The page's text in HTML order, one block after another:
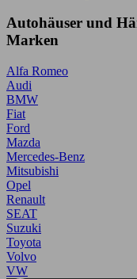
Autohäuser und
Marken
Alfa Romeo
Audi
BMW
Fiat
Ford
Mazda
Mercedes-Benz
Mitsubishi
Opel
Renault
SEAT
Suzuki
Toyota
Volvo
VW